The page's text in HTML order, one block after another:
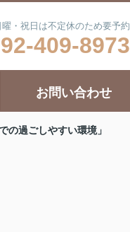
・祝日は不定休のため要予約
409-8973
お問い合わせ
の過ごしやすい環境」